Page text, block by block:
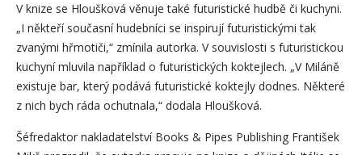
V knize se Hloušková věnuje také futuristické hudbě či kuchyni.
„I někteří současní hudebníci se inspirují futuristickými tak
zvanými hřmotiči,“ zmínila autorka. V souvislosti s futuristickou
kuchyní mluvila například o futuristických koktejlech. „V Miláně
existuje bar, který podává futuristické koktejly dodnes. Některé
z nich bych ráda ochutnala,“ dodala Hloušková.
Šéfredaktor nakladatelství Books & Pipes Publishing František